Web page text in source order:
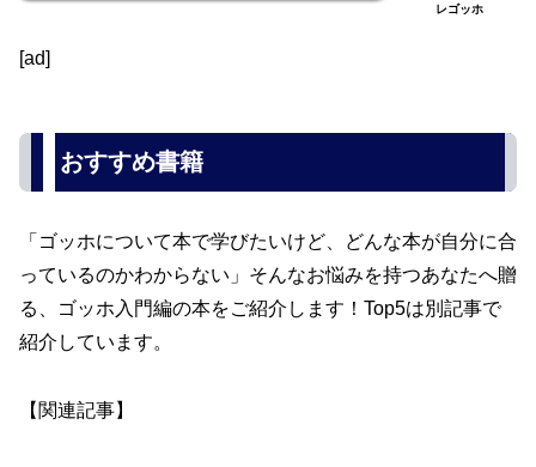
レゴッホ
[ad]
おすすめ書籍
「ゴッホについて本で学びたいけど、どんな本が自分に合
っているのかわからない」そんなお悩みを持つあなたへ贈
る、ゴッホ入門編の本をご紹介します！Top5は別記事で
紹介しています。
【関連記事】